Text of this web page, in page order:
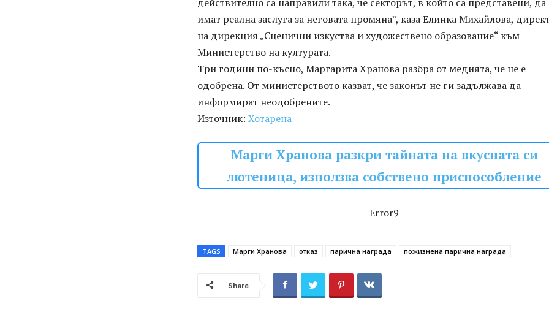
имат реална заслуга за неговата промяна”, каза Елинка Михайлова,
на дирекция „Сценични изкуства и художествено образование“ към
Министерство на културата.
Три години по-късно, Маргарита Хранова разбра от медията, че не е
одобрена. От министерството казват, че законът не ги задължава да
информират неодобрените.
Източник: Хотарена
Марги Хранова разкри тайната на вкусната си
лютеница, използва собствено приспособление
Error9
TAGS Марги Хранова отказ парична награда пожизнена парична награда
Share